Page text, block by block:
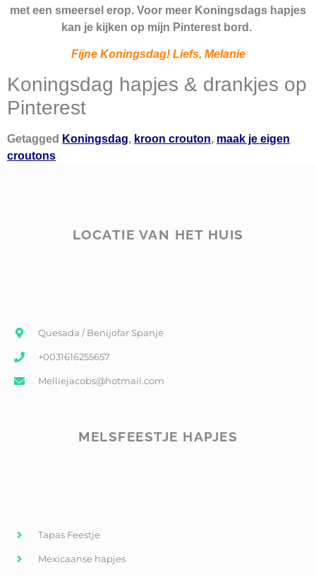
met een smeersel erop. Voor meer Koningsdags hapjes
kan je kijken op mijn Pinterest bord.
Fijne Koningsdag! Liefs, Melanie
Koningsdag hapjes & drankjes op
Pinterest
Getagged Koningsdag, kroon crouton, maak je eigen
croutons
LOCATIE VAN HET HUIS
Quesada / Benijofar Spanje
+0031616255657
Melliejacobs@hotmail.com
MELSFEESTJE HAPJES
Tapas Feestje
Mexicaanse hapjes